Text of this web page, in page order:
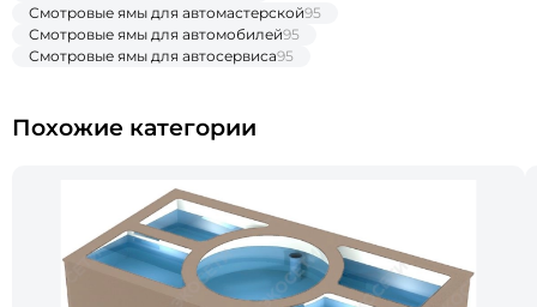
Смотровые ямы для автомастерской95
Смотровые ямы для автомобилей95
Смотровые ямы для автосервиса95
Похожие категории